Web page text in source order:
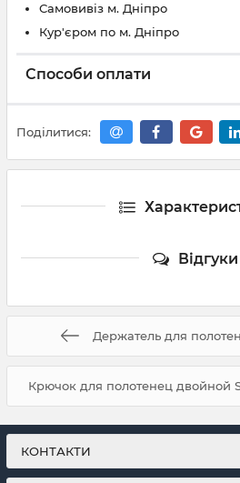
Самовивіз м. Дніпро
Кур'єром по м. Дніпро
Способи оплати
Поділитися:
Відгуки
Держатель для
Крючок для полотенец двойной
КОНТАКТИ